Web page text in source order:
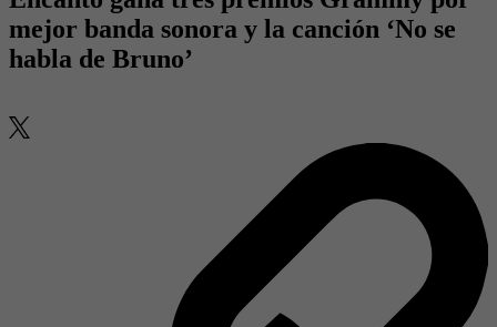
mejor banda sonora y la canción ‘No se
habla de Bruno’